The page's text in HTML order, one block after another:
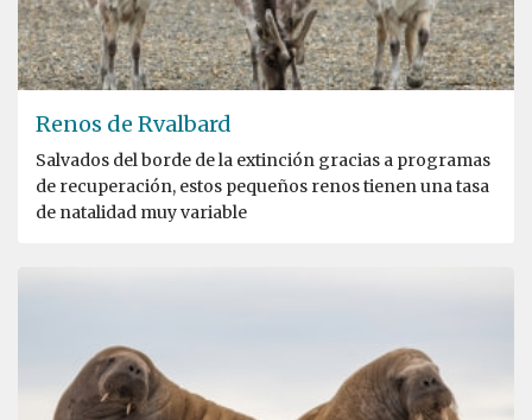
Renos de Rvalbard
Salvados del borde de la extinción gracias a programas
de recuperación, estos pequeños renos tienen una tasa
de natalidad muy variable